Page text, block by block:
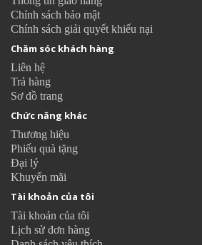
Chính sách bảo mật
Chính sách giải quyết khiếu nại
Chăm sóc khách hàng
Liên hệ
Trả hàng
Sơ đồ trang
Chức năng khác
Thương hiệu
Phiếu quà tặng
Đại lý
Khuyến mãi
Tài khoản của tôi
Tài khoản của tôi
Lịch sử đơn hàng